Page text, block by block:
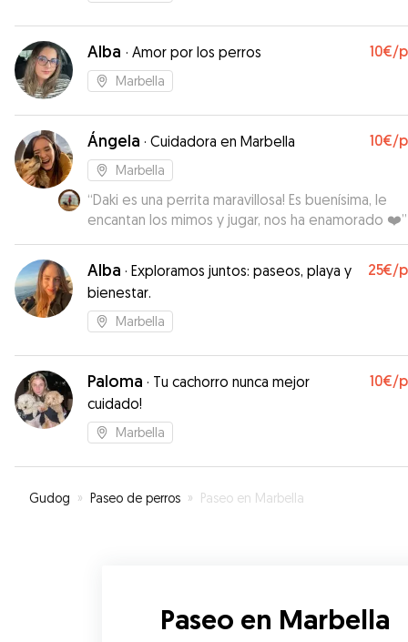
Alba · Amor por los perros 10€/
Marbella
Ángela · Cuidadora en Marbella 10€/
Marbella
“Daki es una perrita maravillosa! Es buenísima, le
encantan los mimos y jugar, nos ha enamorado ❤️”
Alba · Exploramos juntos: paseos, playa y
bienestar.
25€/
Marbella
Paloma · Tu cachorro nunca mejor
cuidado!
10€/
Marbella
Gudog » Paseo de perros » Paseo en Marbella
Paseo en Marbella